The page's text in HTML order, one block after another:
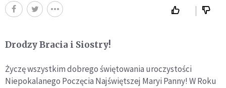
Drodzy Bracia i Siostry!
Życzę wszystkim dobrego świętowania uroczystości
Niepokalanego Poczęcia Najświętszej Maryi Panny! W Roku